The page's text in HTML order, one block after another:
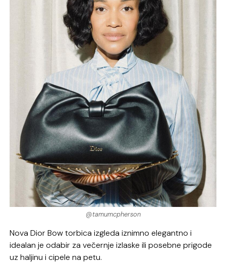
@tamumcpherson
Nova Dior Bow torbica izgleda iznimno elegantno i
idealan je odabir za večernje izlaske ili posebne prigode
uz haljinu i cipele na petu.